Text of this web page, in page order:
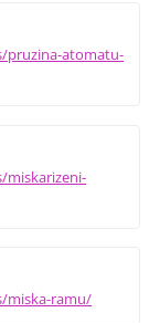
atomatu-
miska-ramu/